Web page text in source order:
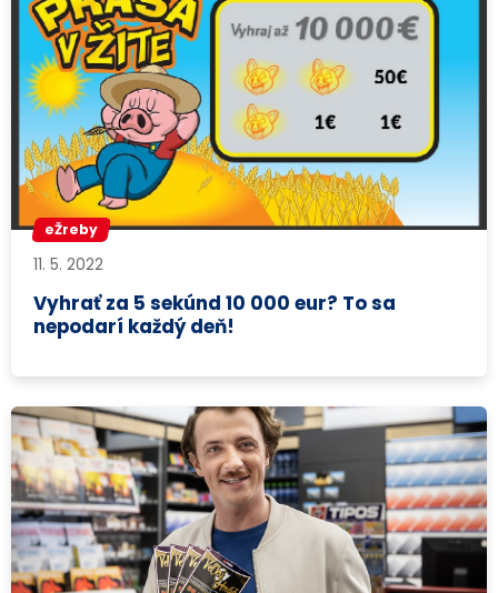
eŽreby
11. 5. 2022
Vyhrať za 5 sekúnd 10 000 eur? To sa
nepodarí každý deň!